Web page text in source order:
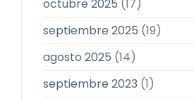
octubre 2025 (17)
septiembre 2025 (19)
agosto 2025 (14)
septiembre 2023 (1)